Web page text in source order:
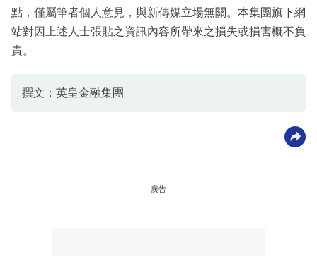
點，僅屬筆者個人意見，與新傳媒立場無關。本集團旗下網
站對因上述人士張貼之資訊內容所帶來之損失或損害概不負
責。
撰文：英皇金融集團
廣告